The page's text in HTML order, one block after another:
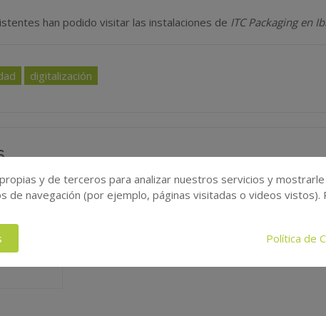
han podido visitar las instalaciones de ITC Packaging en
digitalización
GENCI y FEDEMCO firman un convenio
y de terceros para analizar nuestros servicios y
de navegación (por ejemplo, páginas visitadas o videos
Política de